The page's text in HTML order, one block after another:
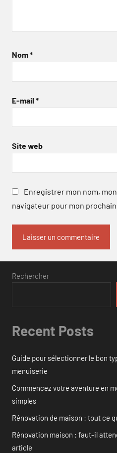
Nom*
E-mail *
Site web
Enregistrer mon nom,
navigateur pour mon
Rechercher
Recent Posts
Guide pour sélectionner le bon
menuiserie
Commencez votre aventure en
simples
Rénovation de maison : tout ce
Rénovation maison : faut-il
article